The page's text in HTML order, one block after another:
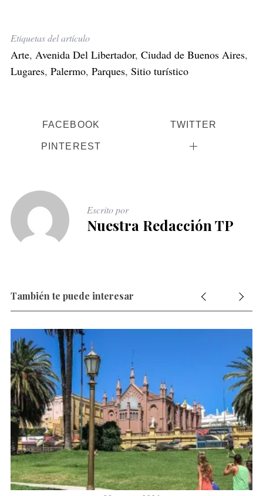
Etiquetas del artículo
Arte, Avenida Del Libertador, Ciudad de Buenos Aires,
Lugares, Palermo, Parques, Sitio turístico
FACEBOOK TWITTER
PINTEREST
Escrito por
Nuestra Redacción TP
También te puede interesar